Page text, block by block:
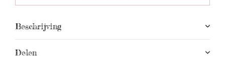
Beschrijving
Delen